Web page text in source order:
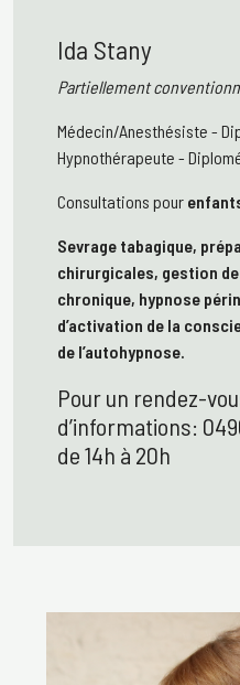
Ida Stany
Partiellement
Médecin/Anesthésiste -
Hypnothérapeute -
Consultations pour
Sevrage tabagique,
chirurgicales, gestion
chronique, hypnose
d’activation de la
de l’autohypnose.
Pour un rendez-
d’informations:
de 14h à 20h